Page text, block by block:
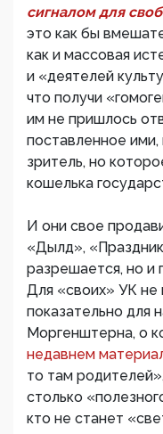
сигналом для
это как бы
как и массовая
и «деятелей
что получи
им не пришлось
поставленное
зритель, но
кошелька
И они свое
«Дылд»,
разрешается, но и
Для «своих» УК не
показательно для
Моргенштерна, о
недавнем
то там
столько
кто не станет